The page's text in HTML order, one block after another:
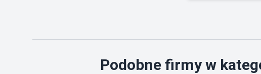
Podobne firmy w